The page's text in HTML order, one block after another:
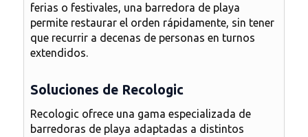
ferias o festivales, una barredora de playa
permite restaurar el orden rápidamente, sin tener
que recurrir a decenas de personas en turnos
extendidos.
Soluciones de Recologic
Recologic ofrece una gama especializada de
barredoras de playa adaptadas a distintos